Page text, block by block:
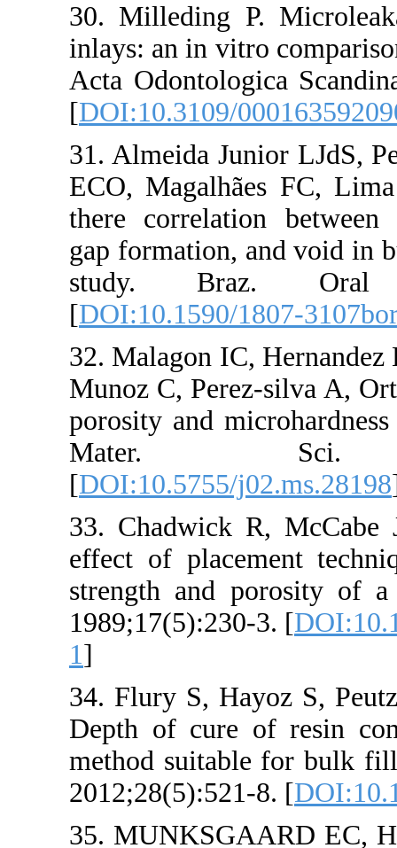
30. Milleding
inlays: an in
Acta
[DOI:10.3109/
31. Almeida
ECO,
there
gap
study.
[DOI:10.1590/
32. Malagon
Munoz C,
porosity and
Mater.
[DOI:10.5755/
33. Chadwick
effect of
strength and
34. Flury S,
Depth of
method
35.